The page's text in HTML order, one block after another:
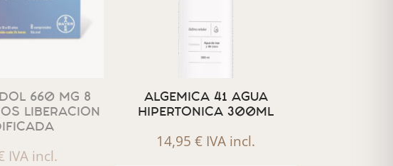
660 MG 8
LIBERACION
IVA incl.
ALGEMICA 41 AGUA
HIPERTONICA 300ML
14,95€ IVA incl.